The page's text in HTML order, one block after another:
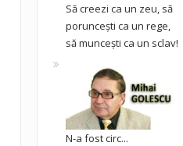
Să creezi ca un zeu, să
poruncești ca un rege,
să muncești ca un sclav!
N-a fost circ...